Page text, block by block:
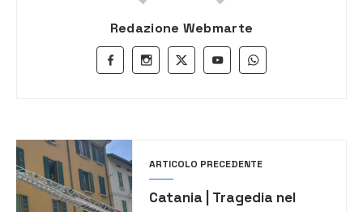
Redazione Webmarte
ARTICOLO PRECEDENTE
Catania | Tragedia nel